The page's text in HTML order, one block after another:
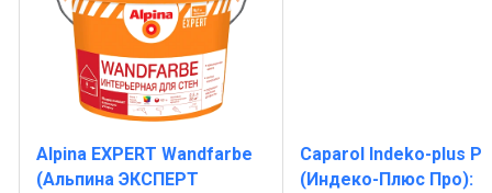
Alpina EXPERT Wandfarbe
(Альпина ЭКСПЕРТ
Caparol Indeko-plus
(Индеко-Плюс Про):